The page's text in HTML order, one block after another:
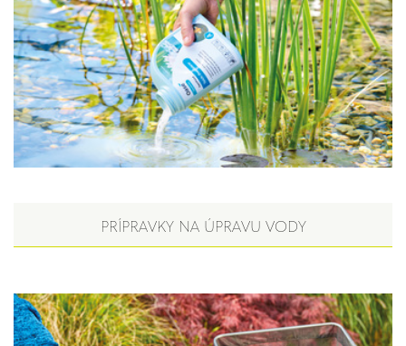
PRÍPRAVKY NA ÚPRAVU VODY